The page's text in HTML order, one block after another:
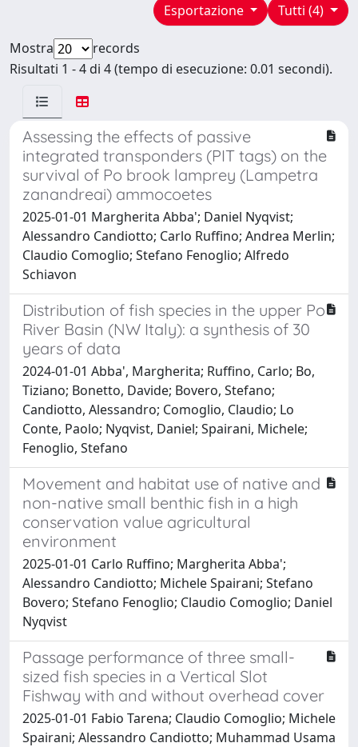
Tutti (4)
Esportazione
Mostra
records
Risultati 1 - 4 di 4 (tempo di esecuzione: 0.01 secondi).
Assessing the effects of passive
integrated transponders (PIT tags) on the
survival of Po brook lamprey (Lampetra
zanandreai) ammocoetes
2025-01-01 Margherita Abba'; Daniel Nyqvist;
Alessandro Candiotto; Carlo Ruffino; Andrea Merlin;
Claudio Comoglio; Stefano Fenoglio; Alfredo
Schiavon
Distribution of fish species in the upper Po
River Basin (NW Italy): a synthesis of 30
years of data
2024-01-01 Abba', Margherita; Ruffino, Carlo; Bo,
Tiziano; Bonetto, Davide; Bovero, Stefano;
Candiotto, Alessandro; Comoglio, Claudio; Lo
Conte, Paolo; Nyqvist, Daniel; Spairani, Michele;
Fenoglio, Stefano
Movement and habitat use of native and
non-native small benthic fish in a high
conservation value agricultural
environment
2025-01-01 Carlo Ruffino; Margherita Abba';
Alessandro Candiotto; Michele Spairani; Stefano
Bovero; Stefano Fenoglio; Claudio Comoglio; Daniel
Nyqvist
Passage performance of three small-
sized fish species in a Vertical Slot
Fishway with and without overhead cover
2025-01-01 Fabio Tarena; Claudio Comoglio; Michele
Spairani; Alessandro Candiotto; Muhammad Usama